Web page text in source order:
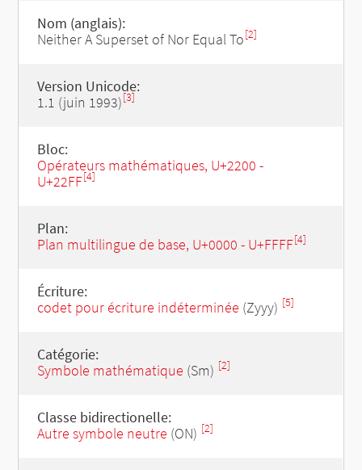
Nom (anglais):
Neither A Superset of Nor Equal To[2]
Version Unicode:
1.1 (juin 1993)[3]
Bloc:
Opérateurs mathématiques, U+2200 -
U+22FF[4]
Plan:
Plan multilingue de base, U+0000 - U+FFFF[4]
Écriture:
codet pour écriture indéterminée (Zyyy) [5]
Catégorie:
Symbole mathématique (Sm) [2]
Classe bidirectionelle:
Autre symbole neutre (ON) [2]